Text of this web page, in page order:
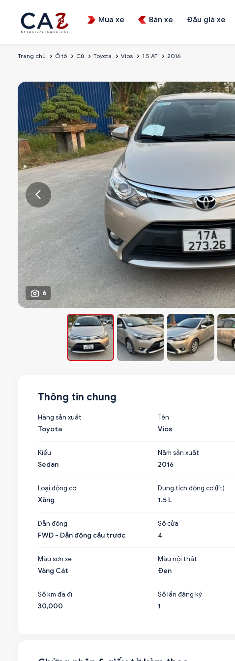
Mua xe Bán xe Đấu giá xe
Trang chủ Ô tô Cũ Toyota Vios 1.5 AT 2016
6
Thông tin chung
Hãng sản xuất
Toyota
Tên
Vios
Kiểu
Sedan
Năm sản xuất
2016
Loại động cơ
Xăng
Dung tích động cơ (lít)
1.5 L
Dẫn động
FWD - Dẫn động cầu trước
Số cửa
4
Màu sơn xe
Vàng Cát
Màu nội thất
Đen
Số km đã đi
30,000
Số lần đăng ký
1